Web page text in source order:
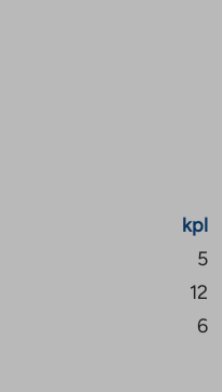
Alue
kpl
5
12
6